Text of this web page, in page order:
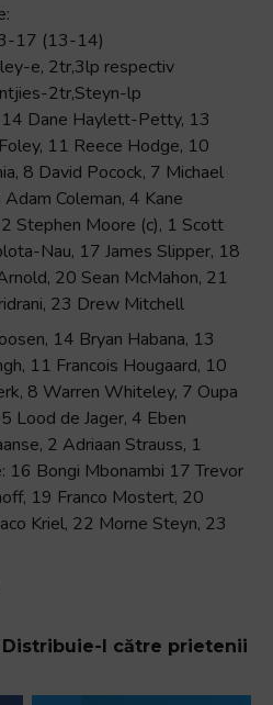
17 (13-14)
e, 2tr,3lp respectiv
2tr,Steyn-lp
Dane Haylett-Petty, 13
11 Reece Hodge, 10
8 David Pocock, 7 Michael
Coleman, 4 Kane
Stephen Moore (c), 1 Scott
Nau, 17 James Slipper, 18
20 Sean McMahon, 21
23 Drew Mitchell
14 Bryan Habana, 13
11 Francois Hougaard, 10
8 Warren Whiteley, 7 Oupa
Lood de Jager, 4 Eben
2 Adriaan Strauss, 1
16 Bongi Mbonambi 17 Trevor
19 Franco Mostert, 20
Kriel, 22 Morne Steyn, 23
l către prietenii